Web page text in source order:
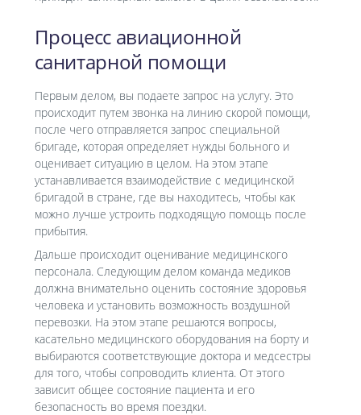
Процесс авиационной
санитарной помощи
Первым делом, вы подаете запрос на услугу. Это
происходит путем звонка на линию скорой помощи,
после чего отправляется запрос специальной
бригаде, которая определяет нужды больного и
оценивает ситуацию в целом. На этом этапе
устанавливается взаимодействие с медицинской
бригадой в стране, где вы находитесь, чтобы как
можно лучше устроить подходящую помощь после
прибытия.
Дальше происходит оценивание медицинского
персонала. Следующим делом команда медиков
должна внимательно оценить состояние здоровья
человека и установить возможность воздушной
перевозки. На этом этапе решаются вопросы,
касательно медицинского оборудования на борту и
выбираются соответствующие доктора и медсестры
для того, чтобы сопроводить клиента. От этого
зависит общее состояние пациента и его
безопасность во время поездки.